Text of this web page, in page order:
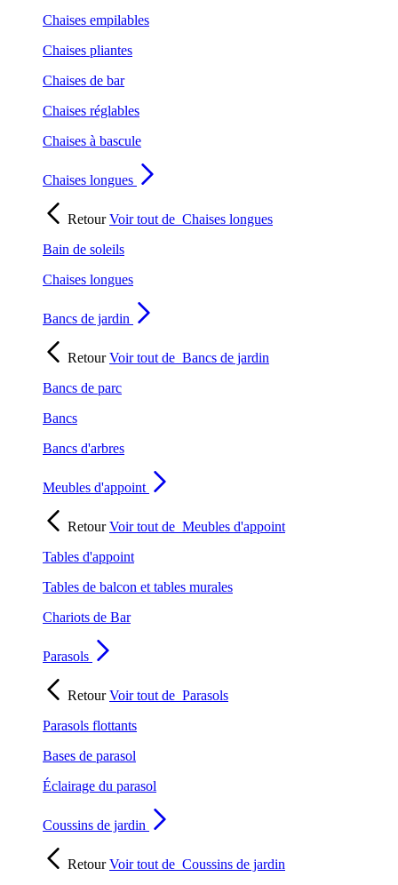
Chaises empilables
Chaises pliantes
Chaises de bar
Chaises réglables
Chaises à bascule
Chaises longues
RetourVoir tout de Chaises longues
Bain de soleils
Chaises longues
Bancs de jardin
RetourVoir tout de Bancs de jardin
Bancs de parc
Bancs
Bancs d'arbres
Meubles d'appoint
RetourVoir tout de Meubles d'appoint
Tables d'appoint
Tables de balcon et tables murales
Chariots de Bar
Parasols
RetourVoir tout de Parasols
Parasols flottants
Bases de parasol
Éclairage du parasol
Coussins de jardin
RetourVoir tout de Coussins de jardin